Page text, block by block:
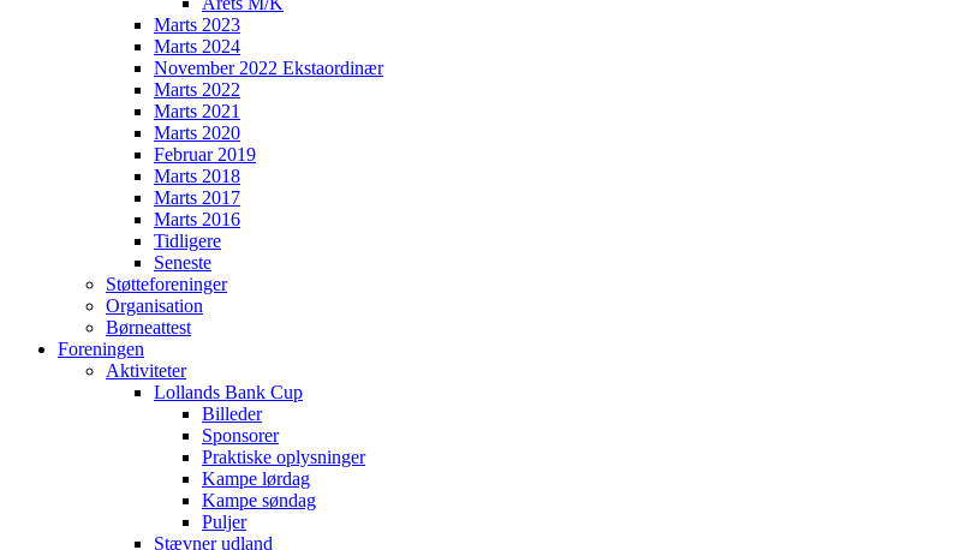
Marts 2023
Marts 2024
November 2022 Ekstaordinær
Marts 2022
Marts 2021
Marts 2020
Februar 2019
Marts 2018
Marts 2017
Marts 2016
Tidligere
Seneste
Støtteforeninger
Organisation
Børneattest
Foreningen
Aktiviteter
Lollands Bank Cup
Billeder
Sponsorer
Praktiske oplysninger
Kampe lørdag
Kampe søndag
Puljer
Stævner udland